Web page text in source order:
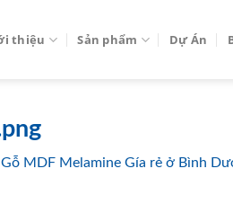
thiệu Sản phẩm Dự Án
MDF Melamine Gía rẻ ở Bình